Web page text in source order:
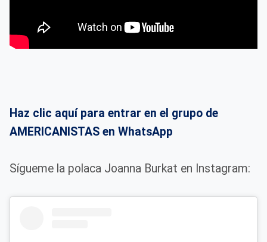
Haz clic aquí para entrar en el grupo de
AMERICANISTAS en WhatsApp
Sígueme la polaca Joanna Burkat en Instagram: